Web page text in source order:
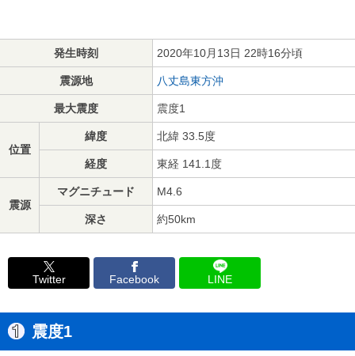
発生時刻 2020年10月13日 22時16分頃
震源地 八丈島東方沖
最大震度 震度1
位置
緯度 北緯 33.5度
経度 東経 141.1度
震源
マグニチュード M4.6
深さ 約50km
Twitter Facebook LINE
震度1